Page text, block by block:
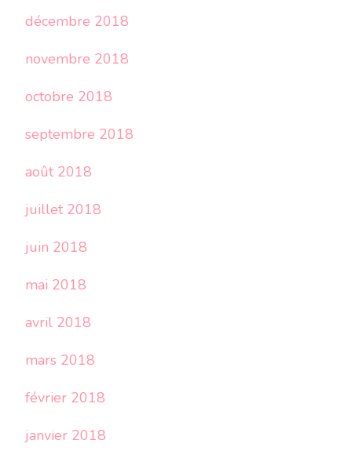
décembre 2018
novembre 2018
octobre 2018
septembre 2018
août 2018
juillet 2018
juin 2018
mai 2018
avril 2018
mars 2018
février 2018
janvier 2018